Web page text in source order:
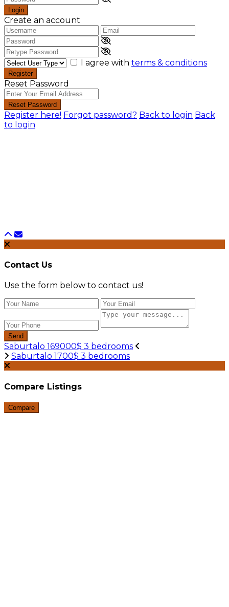
Login
Create an account
I agree with terms & conditions
Register
Reset Password
Reset Password
Register here! Forgot password? Back to login Back
to login
Contact Us
Use the form below to contact us!
Send
Saburtalo 169000$ 3 bedrooms
Saburtalo 1700$ 3 bedrooms
Compare Listings
Compare